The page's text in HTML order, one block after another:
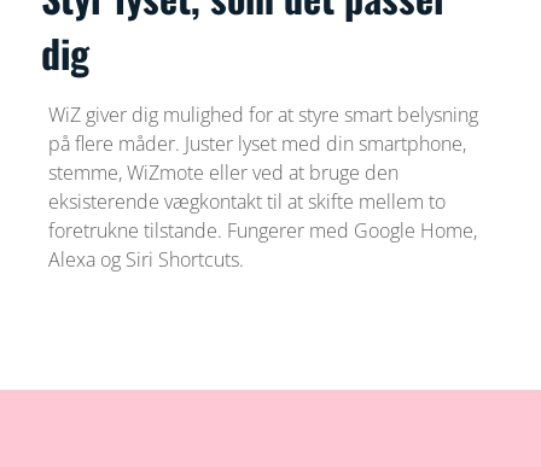
dig
WiZ giver dig mulighed for at styre smart belysning
på flere måder. Juster lyset med din smartphone,
stemme, WiZmote eller ved at bruge den
eksisterende vægkontakt til at skifte mellem to
foretrukne tilstande. Fungerer med Google Home,
Alexa og Siri Shortcuts.